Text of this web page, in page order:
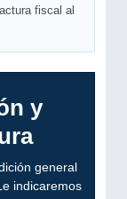
fiscal al
y
general
indicaremos